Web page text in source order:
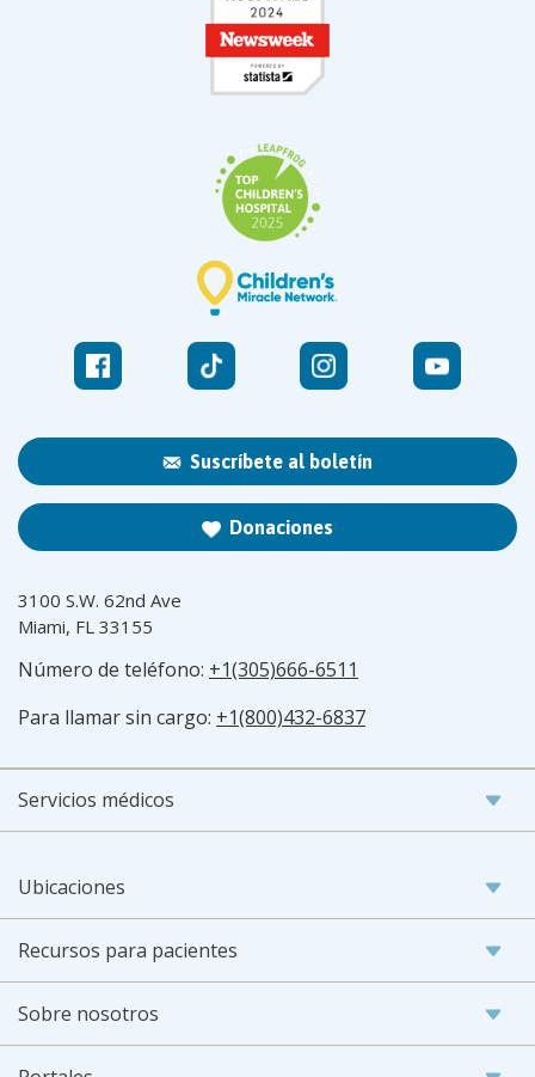
Suscríbete al boletín
Donaciones
3100 S.W. 62nd Ave
Miami, FL 33155
Número de teléfono: +1(305)666-6511
Para llamar sin cargo: +1(800)432-6837
Servicios médicos
Ubicaciones
Recursos para pacientes
Sobre nosotros